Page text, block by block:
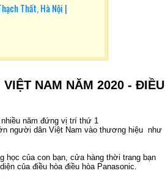
Thất, Hà Nội |
NAM NĂM 2020 - ĐIỀU
năm đứng vị trí thứ 1
người dân Việt Nam vào thương hiệu như
học của con bạn, cửa hàng thời trang bạn
của điều hòa điều hòa Panasonic.